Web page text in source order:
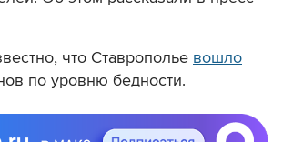
что Ставрополье вошло
по уровню бедности.